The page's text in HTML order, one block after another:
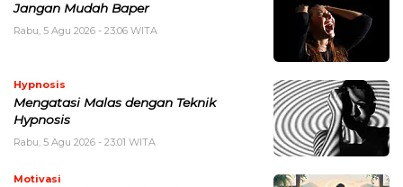
Jangan Mudah Baper
Rabu, 5 Agu 2026 - 23:06 WITA
Hypnosis
Mengatasi Malas dengan Teknik
Hypnosis
Rabu, 5 Agu 2026 - 23:01 WITA
Motivasi